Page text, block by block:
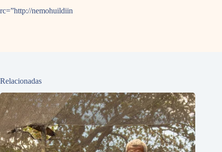
rc=”http://nemohuildiin
Relacionadas